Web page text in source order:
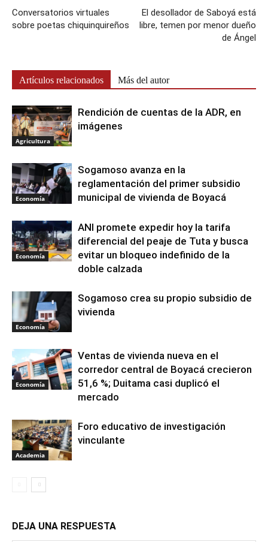
Conversatorios virtuales
sobre poetas chiquinquireños
El desollador de Saboyá está
libre, temen por menor dueño
de Ángel
Artículos relacionados Más del autor
Agricultura
Rendición de cuentas de la ADR, en
imágenes
Economía
Sogamoso avanza en la
reglamentación del primer subsidio
municipal de vivienda de Boyacá
Economía
ANI promete expedir hoy la tarifa
diferencial del peaje de Tuta y busca
evitar un bloqueo indefinido de la
doble calzada
Economía
Sogamoso crea su propio subsidio de
vivienda
Economía
Ventas de vivienda nueva en el
corredor central de Boyacá crecieron
51,6 %; Duitama casi duplicó el
mercado
Academia
Foro educativo de investigación
vinculante
DEJA UNA RESPUESTA